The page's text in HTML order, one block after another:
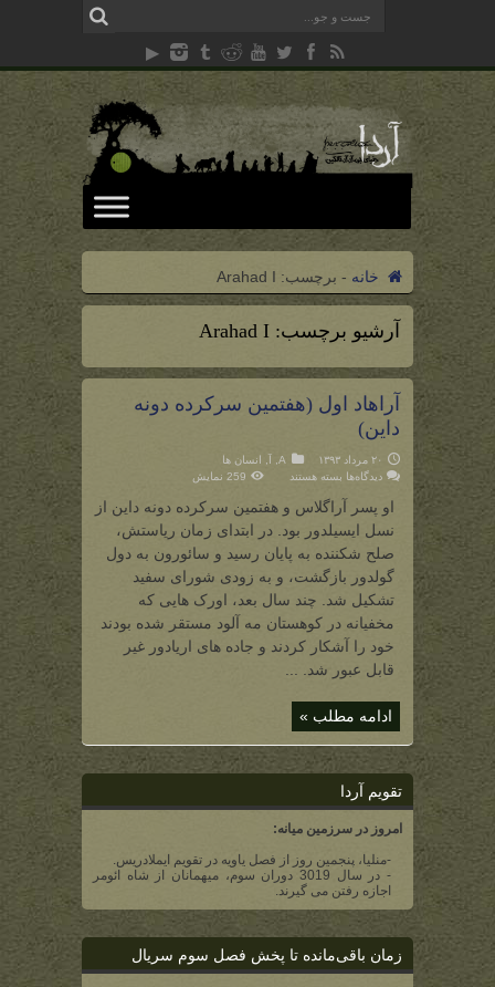
خانه - برچسب: Arahad I
آرشیو برچسب: Arahad I
آراهاد اول (هفتمین سرکرده دونه
داین)
۲۰ مرداد ۱۳۹۳ A آ
انسان ها
دیدگاه‌ها برای
اول
(هفتمین
سرکرده
دونه
داین)
بسته هستند 259 نمایش
او پسر آراگلاس و هفتمین سرکرده دونه داین از
نسل ایسیلدور بود. در ابتدای زمان ریاستش،
صلح شکننده به پایان رسید و سائورون به دول
گولدور بازگشت، و به زودی شورای سفید
تشکیل شد. چند سال بعد، اورک هایی که
مخفیانه در کوهستان مه آلود مستقر شده بودند
خود را آشکار کردند و جاده های اریادور غیر
قابل عبور شد. ...
ادامه مطلب »
تقویم آردا
امروز در سرزمین میانه:
-منلیا، پنجمین روز از فصل یاویه در تقویم ایملادریس.
- در سال 3019 دوران سوم، میهمانان از شاه ائومر
اجازه رفتن می گیرند.
زمان باقی‌مانده تا پخش فصل سوم سریال